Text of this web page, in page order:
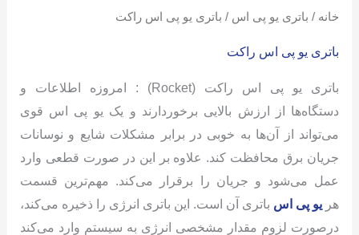
خانه / باتری یو پی اس / باتری یو پی اس راکت
باتری یو پی اس راکت
باتری یو پی اس راکت (Rocket) : امروزه اطلاعات و
دستگاه‌ها از ارزش بالایی برخوردارند و یک یو پی اس قوی
می‌تواند از آن‌ها به خوبی در برابر مشکلات شایع و نوسانات
جریان برق محافظت کند. علاوه بر این در صورت قطعی وارد
عمل می‌شود و جریان را برقرار می‌کند. مهم‌ترین قسمت
هر یو پی اس باتری آن است. این باتری انرژی را ذخیره می‌کند،
درصورت لزوم مقدار مشخصی انرژی به سیستم وارد می‌کند